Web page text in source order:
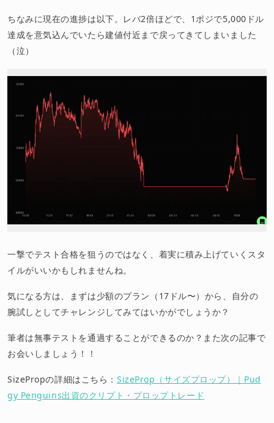
ちなみに現在の進捗は以下。レバ2倍ほどで、1ポジで5,000ドル
達成を意気込んでいたら建値付近まで戻ってきてしまいました
（泣）
一撃でテスト合格を狙うのではなく、着実に積み上げていくスタ
イルがいいかもしれませんね。
気になる方は、まずは少額のプラン（17ドル〜）から、自分の
腕試しとしてチャレンジしてみてはいかがでしょうか？
筆者は無事テストを通過することができるのか？また次の記事で
お会いしましょう！！
SizePropの詳細はこちら： SizeProp（サイズプロップ）｜Pud
gy Penguins出資のクリプト・プロップトレード